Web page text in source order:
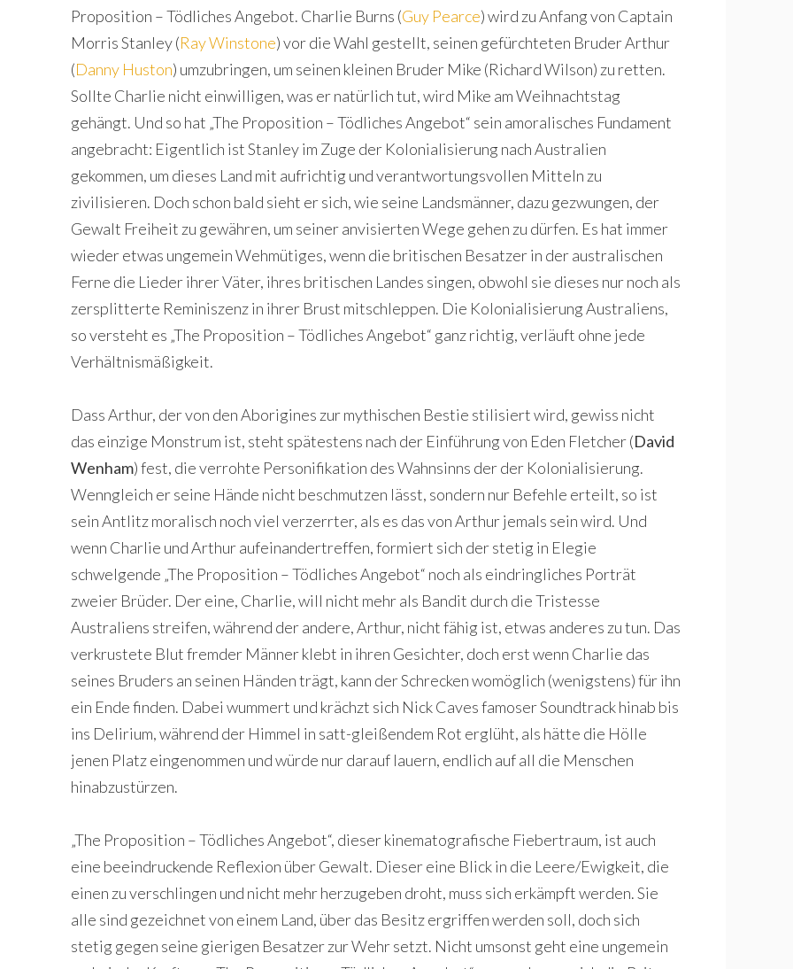
Proposition – Tödliches Angebot. Charlie Burns (Guy Pearce) wird zu Anfang von Captain
Morris Stanley (Ray Winstone) vor die Wahl gestellt, seinen gefürchteten Bruder Arthur
(Danny Huston) umzubringen, um seinen kleinen Bruder Mike (Richard Wilson) zu retten.
Sollte Charlie nicht einwilligen, was er natürlich tut, wird Mike am Weihnachtstag
gehängt. Und so hat „The Proposition – Tödliches Angebot“ sein amoralisches Fundament
angebracht: Eigentlich ist Stanley im Zuge der Kolonialisierung nach Australien
gekommen, um dieses Land mit aufrichtig und verantwortungsvollen Mitteln zu
zivilisieren. Doch schon bald sieht er sich, wie seine Landsmänner, dazu gezwungen, der
Gewalt Freiheit zu gewähren, um seiner anvisierten Wege gehen zu dürfen. Es hat immer
wieder etwas ungemein Wehmütiges, wenn die britischen Besatzer in der australischen
Ferne die Lieder ihrer Väter, ihres britischen Landes singen, obwohl sie dieses nur noch als
zersplitterte Reminiszenz in ihrer Brust mitschleppen. Die Kolonialisierung Australiens,
so versteht es „The Proposition – Tödliches Angebot“ ganz richtig, verläuft ohne jede
Verhältnismäßigkeit.
Dass Arthur, der von den Aborigines zur mythischen Bestie stilisiert wird, gewiss nicht
das einzige Monstrum ist, steht spätestens nach der Einführung von Eden Fletcher (David
Wenham) fest, die verrohte Personifikation des Wahnsinns der der Kolonialisierung.
Wenngleich er seine Hände nicht beschmutzen lässt, sondern nur Befehle erteilt, so ist
sein Antlitz moralisch noch viel verzerrter, als es das von Arthur jemals sein wird. Und
wenn Charlie und Arthur aufeinandertreffen, formiert sich der stetig in Elegie
schwelgende „The Proposition – Tödliches Angebot“ noch als eindringliches Porträt
zweier Brüder. Der eine, Charlie, will nicht mehr als Bandit durch die Tristesse
Australiens streifen, während der andere, Arthur, nicht fähig ist, etwas anderes zu tun. Das
verkrustete Blut fremder Männer klebt in ihren Gesichter, doch erst wenn Charlie das
seines Bruders an seinen Händen trägt, kann der Schrecken womöglich (wenigstens) für ihn
ein Ende finden. Dabei wummert und krächzt sich Nick Caves famoser Soundtrack hinab bis
ins Delirium, während der Himmel in satt-gleißendem Rot erglüht, als hätte die Hölle
jenen Platz eingenommen und würde nur darauf lauern, endlich auf all die Menschen
hinabzustürzen.
„The Proposition – Tödliches Angebot“, dieser kinematografische Fiebertraum, ist auch
eine beeindruckende Reflexion über Gewalt. Dieser eine Blick in die Leere/Ewigkeit, die
einen zu verschlingen und nicht mehr herzugeben droht, muss sich erkämpft werden. Sie
alle sind gezeichnet von einem Land, über das Besitz ergriffen werden soll, doch sich
stetig gegen seine gierigen Besatzer zur Wehr setzt. Nicht umsonst geht eine ungemein